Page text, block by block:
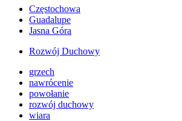
Częstochowa
Guadalupe
Jasna Góra
Rozwój Duchowy
grzech
nawrócenie
powołanie
rozwój duchowy
wiara